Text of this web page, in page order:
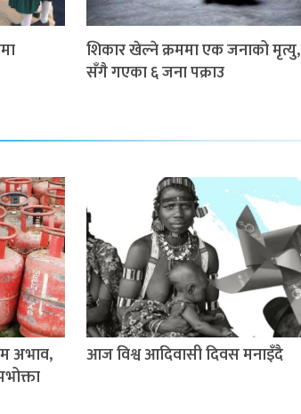
शिकार खेल्ने क्रममा एक जनाको मृत्यु,
सँगै गएका ६ जना पक्राउ
अभाव,
आज विश्व आदिवासी दिवस मनाइँदै